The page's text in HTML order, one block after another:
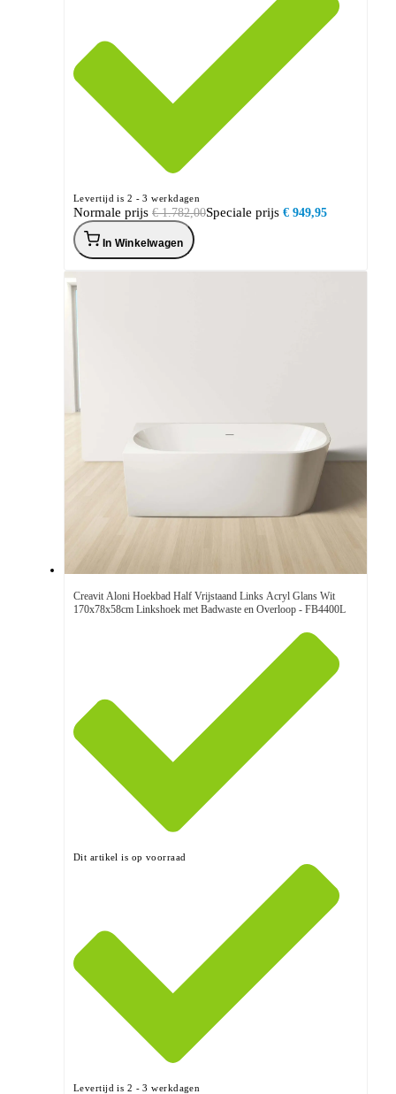
Levertijd is 2 - 3 werkdagen
Speciale prijs € 949,95
Normale prijs € 1.782,00
In Winkelwagen
Creavit Aloni Hoekbad Half Vrijstaand Links Acryl Glans Wit
170x78x58cm Linkshoek met Badwaste en Overloop - FB4400L
Dit artikel is op voorraad
Levertijd is 2 - 3 werkdagen